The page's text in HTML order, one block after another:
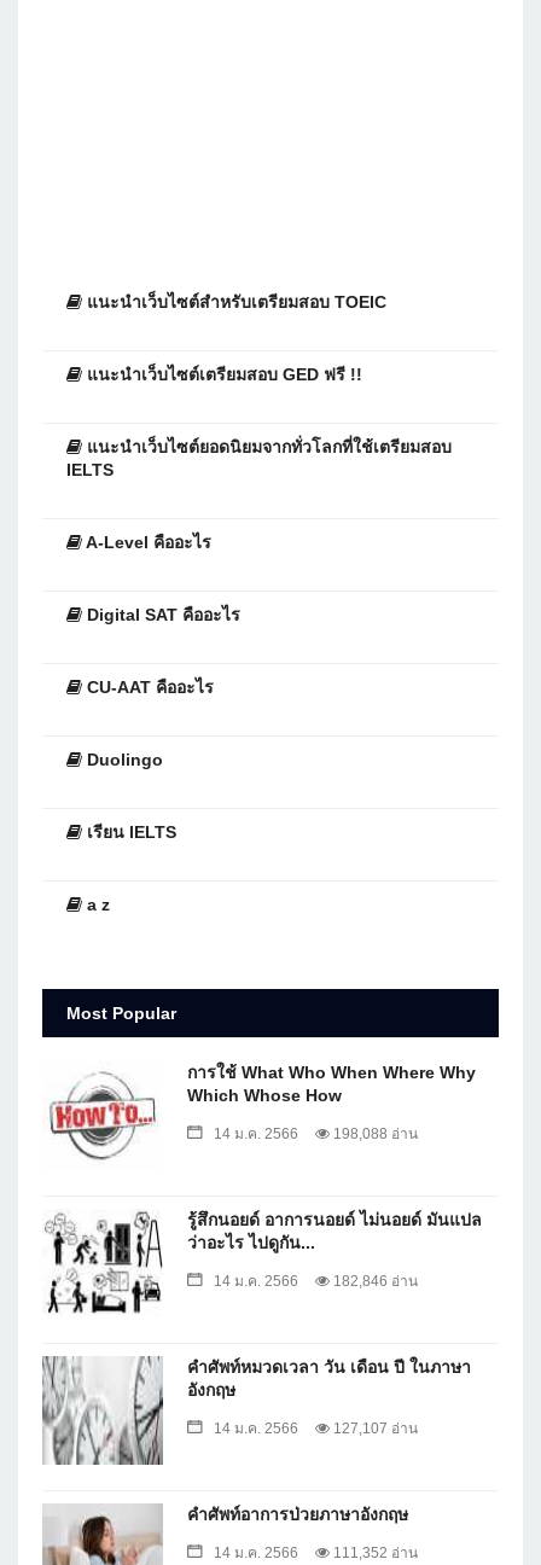
แนะนำเว็บไซต์สำหรับเตรียมสอบ TOEIC
แนะนำเว็บไซต์เตรียมสอบ GED ฟรี !!
แนะนำเว็บไซต์ยอดนิยมจากทั่วโลกที่ใช้เตรียมสอบ
IELTS
A-Level คืออะไร
Digital SAT คืออะไร
CU-AAT คืออะไร
Duolingo
เรียน IELTS
a z
Most Popular
การใช้ What Who When Where Why
Which Whose How
14 ม.ค. 2566 198,088 อ่าน
รู้สึกนอยด์ อาการนอยด์ ไม่นอยด์ มันแปล
ว่าอะไร ไปดูกัน...
14 ม.ค. 2566 182,846 อ่าน
คำศัพท์หมวดเวลา วัน เดือน ปี ในภาษา
อังกฤษ
14 ม.ค. 2566 127,107 อ่าน
คำศัพท์อาการป่วยภาษาอังกฤษ
14 ม.ค. 2566 111,352 อ่าน